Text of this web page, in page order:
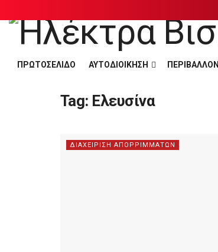
ΠΡΩΤΟΣΕΛΙΔΟ ΑΥΤΟΔΙΟΙΚΗΣΗ ΠΕΡΙΒΑΛΛΟΝ
Tag: Ελευσίνα
ΔΙΑΧΕΙΡΙΣΗ ΑΠΟΡΡΙΜΜΑΤΩΝ